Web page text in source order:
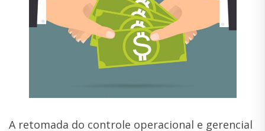
A retomada do controle operacional e gerencial